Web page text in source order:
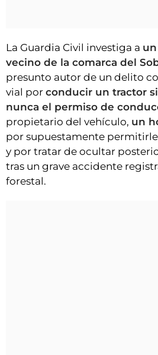
INICIAR
La Guardia Civil investiga a
vecino de la comarca del
presunto autor de un delito
vial por conducir un tractor
nunca el permiso de
propietario del vehículo, un
por supuestamente
y por tratar de ocultar
tras un grave accidente
forestal.